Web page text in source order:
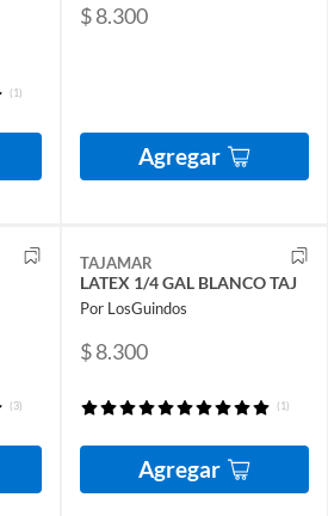
(1)
$ 8.300
Agregar
(3)
TAJAMAR
LATEX 1/4 GAL BLANCO TAJ
Por LosGuindos
$ 8.300
(1)
Agregar